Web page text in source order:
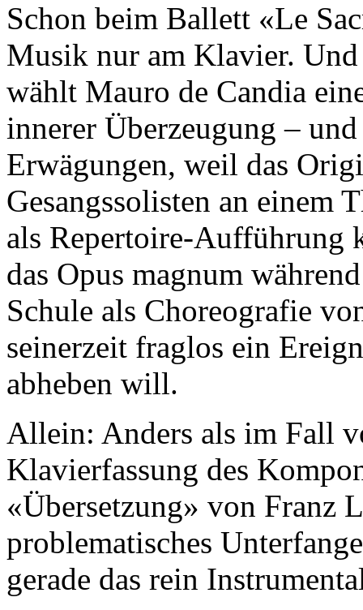
Schon beim Ballett «Le
Musik nur am Klavier.
wählt Mauro de Candia
innerer Überzeugung –
Erwägungen, weil das
Gesangssolisten an einem
als Repertoire-Aufführung
das Opus magnum
Schule als Choreografie
seinerzeit fraglos ein
abheben will.
Allein: Anders als im Fall
Klavierfassung des
«Übersetzung» von Franz
problematisches
gerade das rein